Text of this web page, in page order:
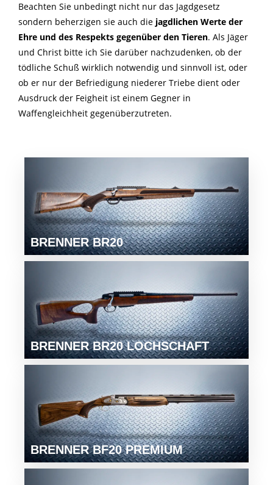
Beachten Sie unbedingt nicht nur das Jagdgesetz
sondern beherzigen sie auch die jagdlichen Werte der
Ehre und des Respekts gegenüber den Tieren. Als Jäger
und Christ bitte ich Sie darüber nachzudenken, ob der
tödliche Schuß wirklich notwendig und sinnvoll ist, oder
ob er nur der Befriedigung niederer Triebe dient oder
Ausdruck der Feigheit ist einem Gegner in
Waffengleichheit gegenüberzutreten.
BRENNER BR20
BRENNER BR20 LOCHSCHAFT
BRENNER BF20 PREMIUM